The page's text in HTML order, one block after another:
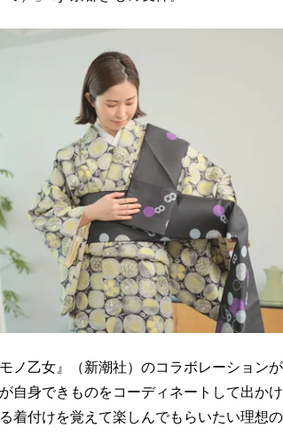
ノ乙女』（新潮社）のコラボレーション
⾃⾝できものをコーディネートして出か
着付けを覚えて楽しんでもらいたい理想